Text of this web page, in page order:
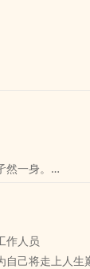
一身。
娱乐
快穿
作人员
自己将走上人生